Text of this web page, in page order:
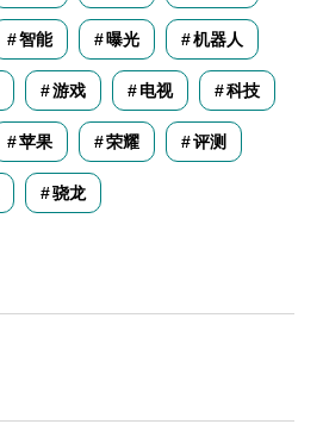
智能 曝光 机器人
游戏 电视 科技
苹果 荣耀 评测
骁龙